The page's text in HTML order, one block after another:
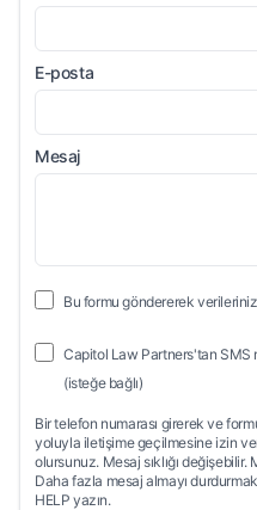
E-posta
Mesaj
Bu formu göndererek
Capitol Law Partners'tan SMS
(isteğe bağlı)
Bir telefon numarası girerek ve
yoluyla iletişime geçilmesine izin
olursunuz. Mesaj sıklığı
Daha fazla mesaj almayı
HELP yazın.